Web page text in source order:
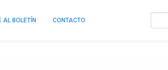
AL BOLETÍN CONTACTO